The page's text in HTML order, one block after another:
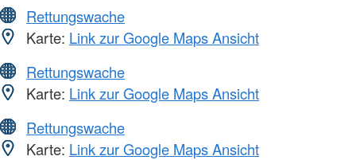
Rettungswache
Karte: Link zur Google Maps Ansicht
Rettungswache
Karte: Link zur Google Maps Ansicht
Rettungswache
Karte: Link zur Google Maps Ansicht